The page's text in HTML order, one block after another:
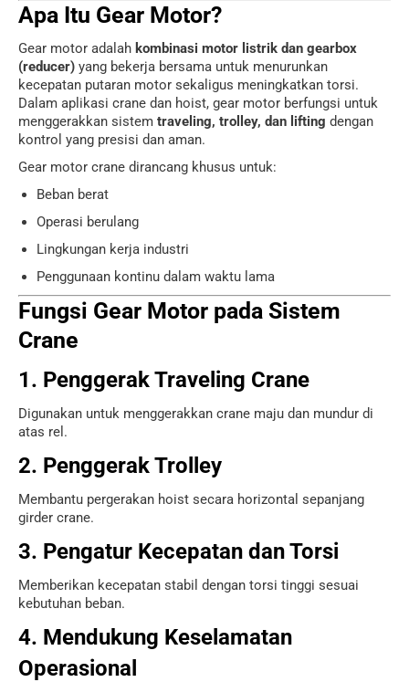
Apa Itu Gear Motor?
Gear motor adalah kombinasi motor listrik dan gearbox
(reducer) yang bekerja bersama untuk menurunkan
kecepatan putaran motor sekaligus meningkatkan torsi.
Dalam aplikasi crane dan hoist, gear motor berfungsi untuk
menggerakkan sistem traveling, trolley, dan lifting dengan
kontrol yang presisi dan aman.
Gear motor crane dirancang khusus untuk:
Beban berat
Operasi berulang
Lingkungan kerja industri
Penggunaan kontinu dalam waktu lama
Fungsi Gear Motor pada Sistem
Crane
1. Penggerak Traveling Crane
Digunakan untuk menggerakkan crane maju dan mundur di
atas rel.
2. Penggerak Trolley
Membantu pergerakan hoist secara horizontal sepanjang
girder crane.
3. Pengatur Kecepatan dan Torsi
Memberikan kecepatan stabil dengan torsi tinggi sesuai
kebutuhan beban.
4. Mendukung Keselamatan
Operasional